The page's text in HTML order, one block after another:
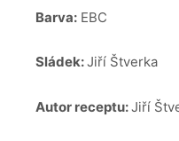
Barva: EBC
Sládek:Jiří Štverka
Autor receptu:Jiří